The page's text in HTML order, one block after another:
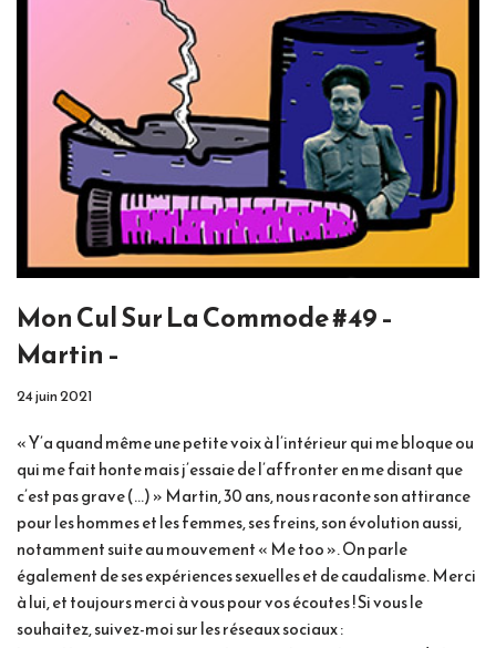
Mon Cul Sur La Commode #49 –
Martin –
24 juin 2021
« Y’a quand même une petite voix à l’intérieur qui me bloque ou
qui me fait honte mais j’essaie de l’affronter en me disant que
c’est pas grave (…) » Martin, 30 ans, nous raconte son attirance
pour les hommes et les femmes, ses freins, son évolution aussi,
notamment suite au mouvement « Me too ». On parle
également de ses expériences sexuelles et de caudalisme. Merci
à lui, et toujours merci à vous pour vos écoutes ! Si vous le
souhaitez, suivez-moi sur les réseaux sociaux :